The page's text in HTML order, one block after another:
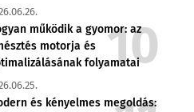
működik a gyomor: az
motorja és
folyamatai
és kényelmes megoldás: